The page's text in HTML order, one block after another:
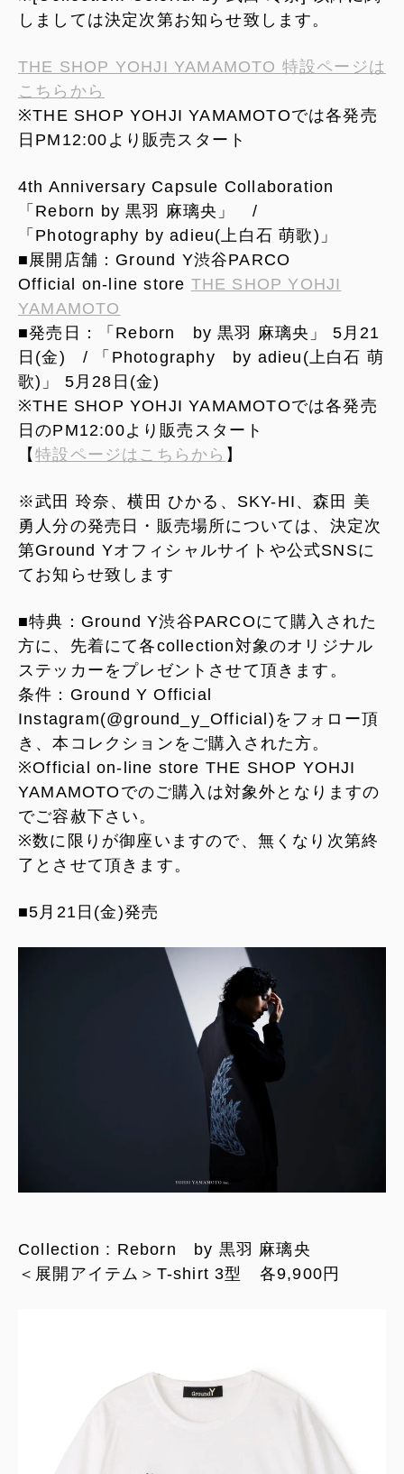
しましては決定次第お知らせ致します。
THE SHOP YOHJI YAMAMOTO 特設ページは
こちらから
※THE SHOP YOHJI YAMAMOTOでは各発売
日PM12:00より販売スタート
4th Anniversary Capsule Collaboration
「Reborn by 黒羽 麻璃央」 /
「Photography by adieu(上白石 萌歌)」
■展開店舗：Ground Y渋谷PARCO
Official on-line store THE SHOP YOHJI
YAMAMOTO
■発売日：「Reborn by 黒羽 麻璃央」 5月21
日(金) / 「Photography by adieu(上白石 萌
歌)」 5月28日(金)
※THE SHOP YOHJI YAMAMOTOでは各発売
日のPM12:00より販売スタート
【特設ページはこちらから 】
※武田 玲奈、横田 ひかる、SKY-HI、森田 美
勇人分の発売日・販売場所については、決定次
第Ground Yオフィシャルサイトや公式SNSに
てお知らせ致します
■特典：Ground Y渋谷PARCOにて購入された
方に、先着にて各collection対象のオリジナル
ステッカーをプレゼントさせて頂きます。
条件：Ground Y Official
Instagram(@ground_y_Official)をフォロー頂
き、本コレクションをご購入された方。
※Official on-line store THE SHOP YOHJI
YAMAMOTOでのご購入は対象外となりますの
でご容赦下さい。
※数に限りが御座いますので、無くなり次第終
了とさせて頂きます。
■5月21日(金)発売
Collection : Reborn by 黒羽 麻璃央
＜展開アイテム＞T-shirt 3型 各9,900円